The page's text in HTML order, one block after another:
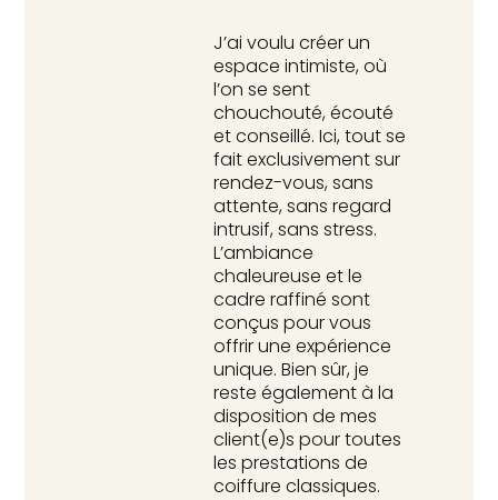
J’ai voulu créer un
espace intimiste, où
l’on se sent
chouchouté, écouté
et conseillé. Ici, tout se
fait exclusivement sur
rendez-vous, sans
attente, sans regard
intrusif, sans stress.
L’ambiance
chaleureuse et le
cadre raffiné sont
conçus pour vous
offrir une expérience
unique. Bien sûr, je
reste également à la
disposition de mes
client(e)s pour toutes
les prestations de
coiffure classiques.